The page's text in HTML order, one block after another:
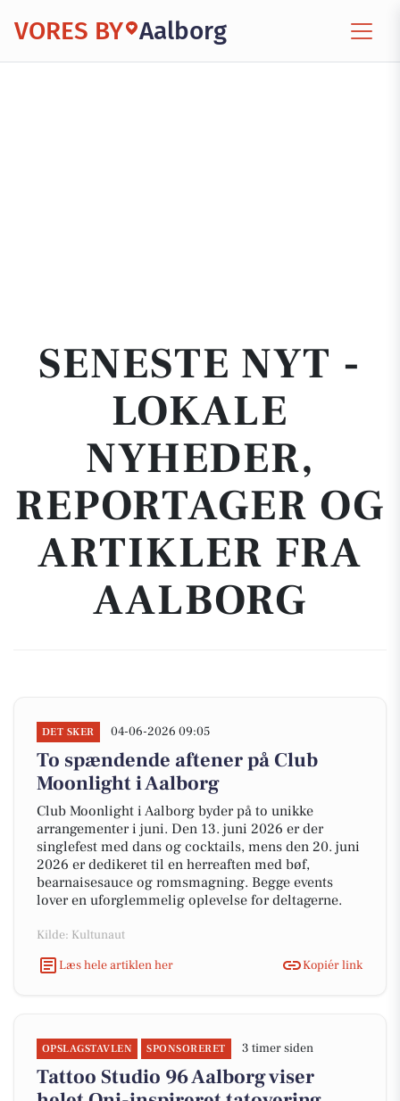
VORES BY Aalborg
SENESTE NYT -
LOKALE
NYHEDER,
REPORTAGER OG
ARTIKLER FRA
AALBORG
DET SKER 04-06-2026 09:05
To spændende aftener på Club
Moonlight i Aalborg
Club Moonlight i Aalborg byder på to unikke
arrangementer i juni. Den 13. juni 2026 er der
singlefest med dans og cocktails, mens den 20. juni
2026 er dedikeret til en herreaften med bøf,
bearnaisesauce og romsmagning. Begge events
lover en uforglemmelig oplevelse for deltagerne.
Kilde: Kultunaut
Læs hele artiklen her
Kopiér link
OPSLAGSTAVLEN SPONSORERET 3 timer siden
Tattoo Studio 96 Aalborg viser